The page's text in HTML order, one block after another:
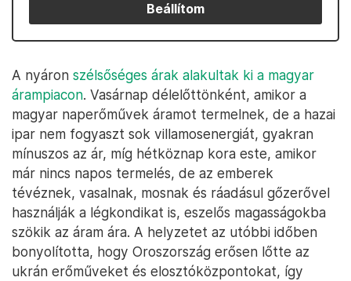
Beállítom
A nyáron szélsőséges árak alakultak ki a magyar
árampiacon. Vasárnap délelőttönként, amikor a
magyar naperőművek áramot termelnek, de a hazai
ipar nem fogyaszt sok villamosenergiát, gyakran
mínuszos az ár, míg hétköznap kora este, amikor
már nincs napos termelés, de az emberek
tévéznek, vasalnak, mosnak és ráadásul gőzerővel
használják a légkondikat is, eszelős magasságokba
szökik az áram ára. A helyzetet az utóbbi időben
bonyolította, hogy Oroszország erősen lőtte az
ukrán erőműveket és elosztóközpontokat, így